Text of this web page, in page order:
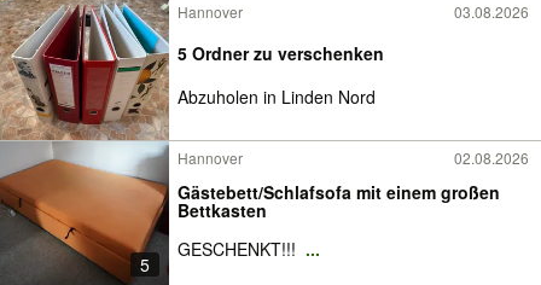
Hannover 03.08.2026
5 Ordner zu verschenken
Abzuholen in Linden Nord
5
Hannover 02.08.2026
Gästebett/Schlafsofa mit einem großen
Bettkasten
GESCHENKT!!! ...